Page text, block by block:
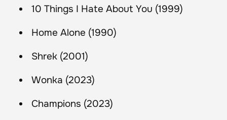
10 Things I Hate About You (1999)
Home Alone (1990)
Shrek (2001)
Wonka (2023)
Champions (2023)